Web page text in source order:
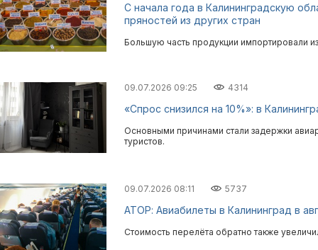
С начала года в Калининградскую
пряностей из других стран
Большую часть продукции импортировали
09.07.2026 09:25 4314
«Спрос снизился на 10%»: в
Основными причинами стали задержки
туристов.
09.07.2026 08:11 5737
АТОР: Авиабилеты в Калининград в
Стоимость перелёта обратно также